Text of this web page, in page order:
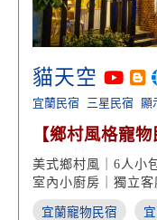
貓天空
宜蘭民宿 三星民宿 顯
【鄉村風格寵
家】
美式鄉村風｜6人小
室內小廚房｜獨立
宜蘭寵物民宿